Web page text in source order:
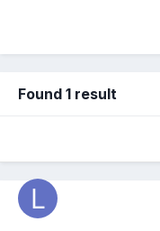
Found 1 result